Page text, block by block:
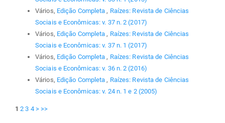
Vários, Edição Completa, Raízes: Revista de Ciências
Sociais e Econômicas: v. 37 n. 2 (2017)
Vários, Edição Completa, Raízes: Revista de Ciências
Sociais e Econômicas: v. 37 n. 1 (2017)
Vários, Edição Completa, Raízes: Revista de Ciências
Sociais e Econômicas: v. 36 n. 2 (2016)
Vários, Edição Completa, Raízes: Revista de Ciências
Sociais e Econômicas: v. 24 n. 1 e 2 (2005)
1 2 3 4 > >>